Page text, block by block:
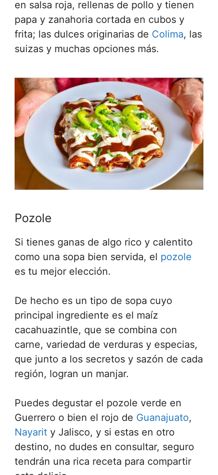
en salsa roja, rellenas de pollo y tienen
papa y zanahoria cortada en cubos y
frita; las dulces originarias de Colima, las
suizas y muchas opciones más.
Pozole
Si tienes ganas de algo rico y calentito
como una sopa bien servida, el pozole
es tu mejor elección.
De hecho es un tipo de sopa cuyo
principal ingrediente es el maíz
cacahuazintle, que se combina con
carne, variedad de verduras y especias,
que junto a los secretos y sazón de cada
región, logran un manjar.
Puedes degustar el pozole verde en
Guerrero o bien el rojo de Guanajuato,
Nayarit y Jalisco, y si estas en otro
destino, no dudes en consultar, seguro
tendrán una rica receta para compartir